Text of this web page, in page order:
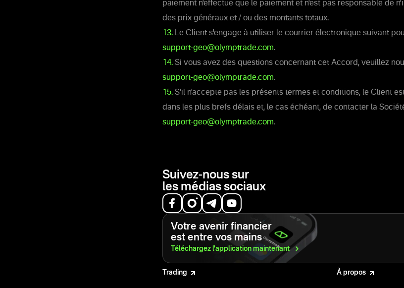
paiement n'effectue que le paiement et n'est pas responsable de
des prix généraux et / ou des montants totaux.
13. Le Client s'engage à utiliser le courrier électronique suivant
support-geo@olymptrade.com.
14. Si vous avez des questions concernant cet Accord, veuillez
support-geo@olymptrade.com.
15. S'il n'accepte pas les présents termes et conditions, le Client
dans les plus brefs délais et, le cas échéant, de contacter la
support-geo@olymptrade.com.
Suivez-nous sur
les médias sociaux
Votre avenir financier
est entre vos mains
Téléchargez l'applicationmaintenant
Trading À propos